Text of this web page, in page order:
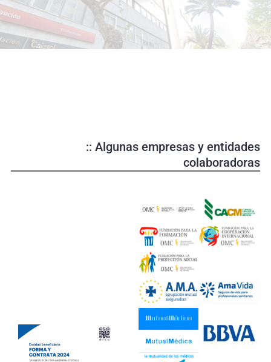
d
u
c
o
:: Algunas empresas y entidades
colaboradoras